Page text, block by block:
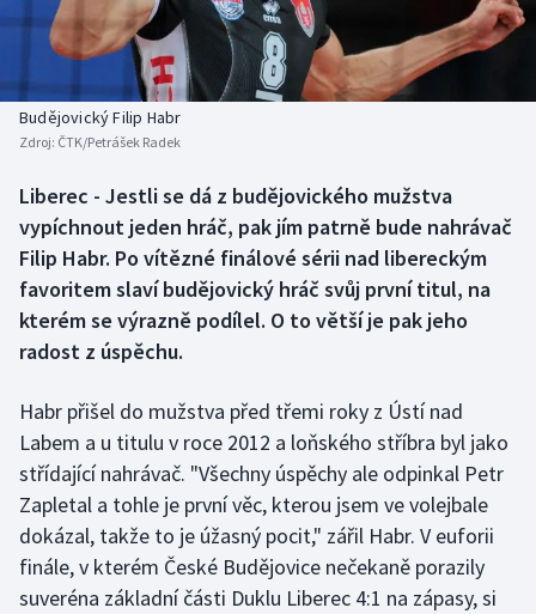
Basketbal
Biatlon
Box
Curling
Dostihy
Florbal
Futsal
Golf
Gymnastika
Historické návraty
Aplikace ČT sport
Budějovický Filip Habr
Zdroj: ČTK/Petrášek Radek
Liberec - Jestli se dá z budějovického mužstva
vypíchnout jeden hráč, pak jím patrně bude nahrávač
Filip Habr. Po vítězné finálové sérii nad libereckým
favoritem slaví budějovický hráč svůj první titul, na
kterém se výrazně podílel. O to větší je pak jeho
radost z úspěchu.
Habr přišel do mužstva před třemi roky z Ústí nad
Labem a u titulu v roce 2012 a loňského stříbra byl jako
střídající nahrávač. "Všechny úspěchy ale odpinkal Petr
Zapletal a tohle je první věc, kterou jsem ve volejbale
dokázal, takže to je úžasný pocit," zářil Habr. V euforii
finále, v kterém České Budějovice nečekaně porazily
suveréna základní části Duklu Liberec 4:1 na zápasy, si